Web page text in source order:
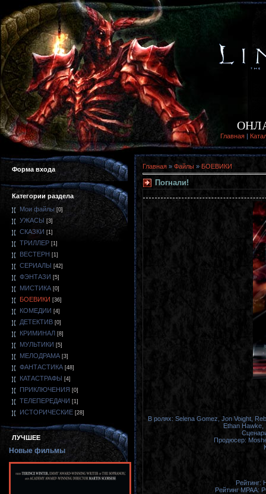
Главная |
Форма входа
Категории раздела
Мои файлы [0]
УЖАСЫ [3]
СКАЗКИ [1]
ТРИЛЛЕР [1]
ВЕСТЕРН [1]
СЕРИАЛЫ [42]
ФЭНТАЗИ [5]
МИСТИКА [0]
БОЕВИКИ [36]
КОМЕДИИ [4]
ДЕТЕКТИВ [0]
КРИМИНАЛ [8]
МУЛЬТИКИ [5]
МЕЛОДРАМА [3]
ФАНТАСТИКА [48]
КАТАСТРАФЫ [4]
ПРИКЛЮЧЕНИЯ [0]
ТЕЛЕПЕРЕДАЧИ [1]
ИСТОРИЧЕСКИЕ [28]
ЛУЧШЕЕ
Новые фильмы
Главная » Файлы » БОЕВИКИ
Погнали!
В ролях: Selena Gomez, Jon Voight,
Ethan Hawke,
Продюсер:
Рейтинг:
Рейтинг MPAA: